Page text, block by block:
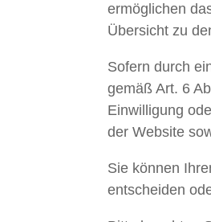
ermöglichen
Übersicht zu
Sofern durch
gemäß Art. 6
Einwilligung
der Website
Sie können
entscheiden